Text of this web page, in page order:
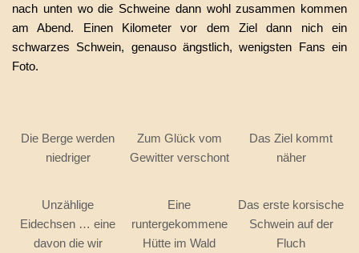
nach unten wo die Schweine dann wohl zusammen kommen
am Abend. Einen Kilometer vor dem Ziel dann nich ein
schwarzes Schwein, genauso ängstlich, wenigsten Fans ein
Foto.
Die Berge werden
niedriger
Zum Glück vom
Gewitter verschont
Das Ziel kommt
näher
Unzählige
Eidechsen … eine
davon die wir
Eine
runtergekommene
Hütte im Wald
Das erste korsische
Schwein auf der
Fluch